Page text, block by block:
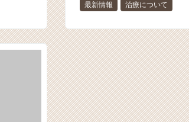
最新情報 治療について